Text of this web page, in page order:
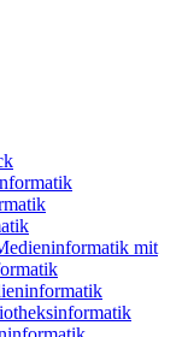
mit